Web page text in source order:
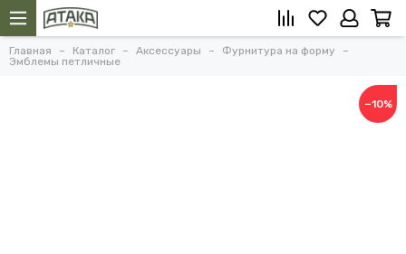
Главная Каталог Аксессуары
Фурнитура на форму
Эмблемы петличные
−10%